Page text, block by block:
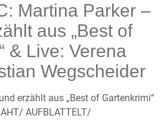
Martina Parker –
aus „Best of
& Live: Verena
Wegscheider
erzählt aus „Best of Gartenkrimi“
AUFBLATTELT/